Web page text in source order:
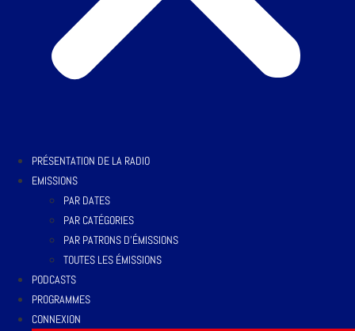
PRÉSENTATION DE LA RADIO
EMISSIONS
PAR DATES
PAR CATÉGORIES
PAR PATRONS D’ÉMISSIONS
TOUTES LES ÉMISSIONS
PODCASTS
PROGRAMMES
CONNEXION